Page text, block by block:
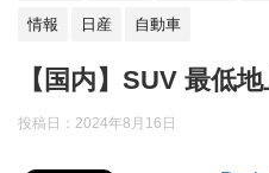
情報 日産 自動車
【国内】SUV 最低
投稿日： 2024年8月16日